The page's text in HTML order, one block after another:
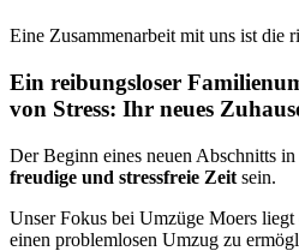
Eine Zusammenarbeit mit uns ist die
Ein reibungsloser
von Stress: Ihr neues
Der Beginn eines neuen Abschnitts
freudige und stressfreie Zeit sein.
Unser Fokus bei Umzüge Moers
einen problemlosen Umzug zu